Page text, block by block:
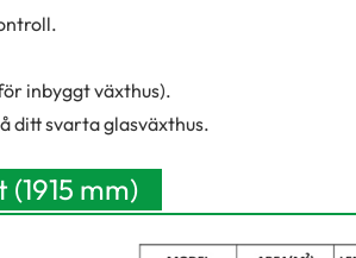
inbyggt växthus).
ditt svarta glasväxthus.
mm)